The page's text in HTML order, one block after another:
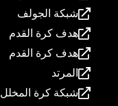
شبكة الجولف
هدف كرة القدم
هدف كرة القدم
المرتد
شبكة كرة المخلل